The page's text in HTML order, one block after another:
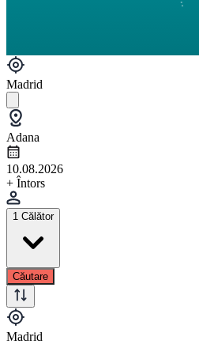
Madrid
Adana
10.08.2026
+ Întors
1 Călător
Căutare
Madrid